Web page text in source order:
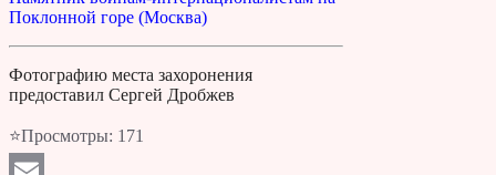
Поклонной горе (Москва)
Фотографию места захоронения
предоставил Сергей Дробжев
⭐Просмотры: 171